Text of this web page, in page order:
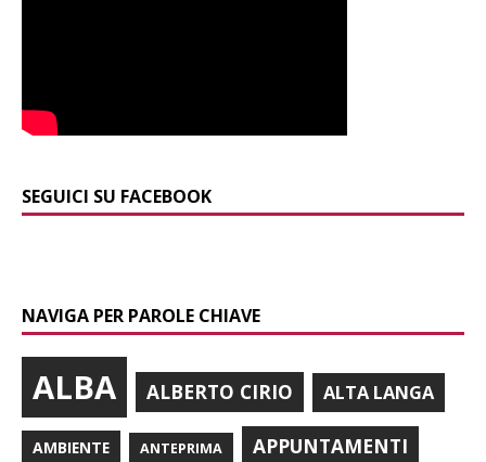
SEGUICI SU FACEBOOK
NAVIGA PER PAROLE CHIAVE
ALBA ALBERTO CIRIO ALTA LANGA
AMBIENTE ANTEPRIMA APPUNTAMENTI